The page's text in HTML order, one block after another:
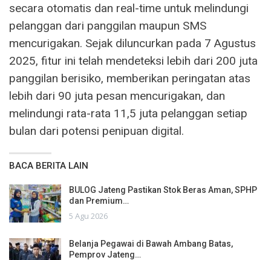
secara otomatis dan real-time untuk melindungi
pelanggan dari panggilan maupun SMS
mencurigakan. Sejak diluncurkan pada 7 Agustus
2025, fitur ini telah mendeteksi lebih dari 200 juta
panggilan berisiko, memberikan peringatan atas
lebih dari 90 juta pesan mencurigakan, dan
melindungi rata-rata 11,5 juta pelanggan setiap
bulan dari potensi penipuan digital.
BACA BERITA LAIN
BULOG Jateng Pastikan Stok Beras Aman, SPHP
dan Premium…
5 Agu 2026
Belanja Pegawai di Bawah Ambang Batas,
Pemprov Jateng…